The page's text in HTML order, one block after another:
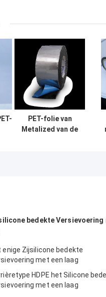
PET-folie van
Metalized van de
bedekte Versievoering
enige Zijsilicone bedekte
met een laag
HDPE het Silicone
met een laag